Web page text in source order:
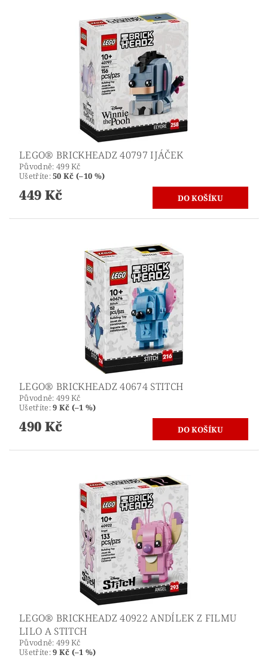
LEGO® BRICKHEADZ 40797 IJÁČEK
Původně: 499 Kč
Ušetříte:50 Kč (–10 %)
449 Kč
LEGO® BRICKHEADZ 40674 STITCH
Původně: 499 Kč
Ušetříte:9 Kč (–1 %)
490 Kč
LEGO® BRICKHEADZ 40922 ANDÍLEK Z FILMU
LILO A STITCH
Původně: 499 Kč
Ušetříte:9 Kč (–1 %)